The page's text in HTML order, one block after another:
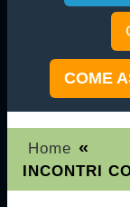
COME
Home «
INCONTRI